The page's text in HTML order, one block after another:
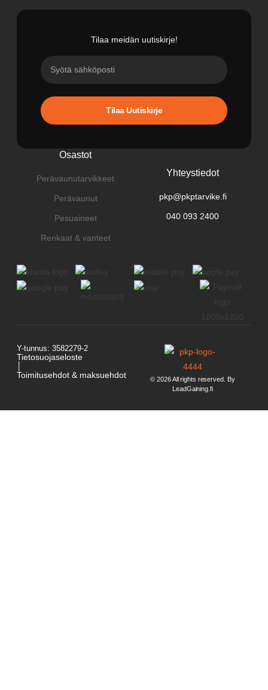
Tilaa meidän uutiskirje!
Tilaa Uutiskirje
Osastot
Perävaunutarvikkeet
Perävaunut
Pesuaineet
Renkaat & vanteet
Yhteystiedot
pkp@pkptarvike.fi
040 093 2400
© 2026 All rights reserved. By
LeadGaining.fi
Y-tunnus: 3582279-2
Tietosuojaseloste
Toimitusehdot & maksuehdot